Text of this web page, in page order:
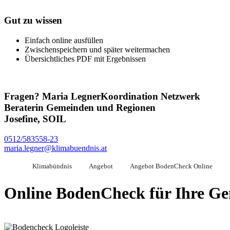
Gut zu wissen
Einfach online ausfüllen
Zwischenspeichern und später weitermachen
Übersichtliches PDF mit Ergebnissen
Fragen? Maria LegnerKoordination Netzwerk
Beraterin Gemeinden und Regionen
Josefine, SOIL
0512/583558-23
maria.legner@klimabuendnis.at
Klimabündnis Angebot Angebot BodenCheck Online
Online BodenCheck für Ihre